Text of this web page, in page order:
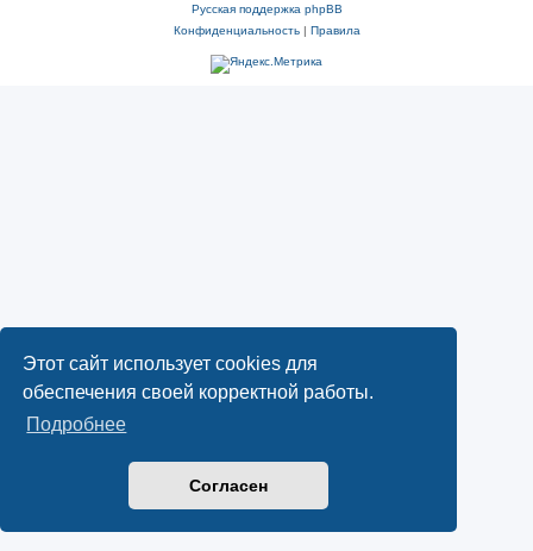
Этот сайт использует cookies для
обеспечения своей корректной работы.
Подробнее
Согласен
Русская поддержка phpBB
Конфиденциальность| Правила